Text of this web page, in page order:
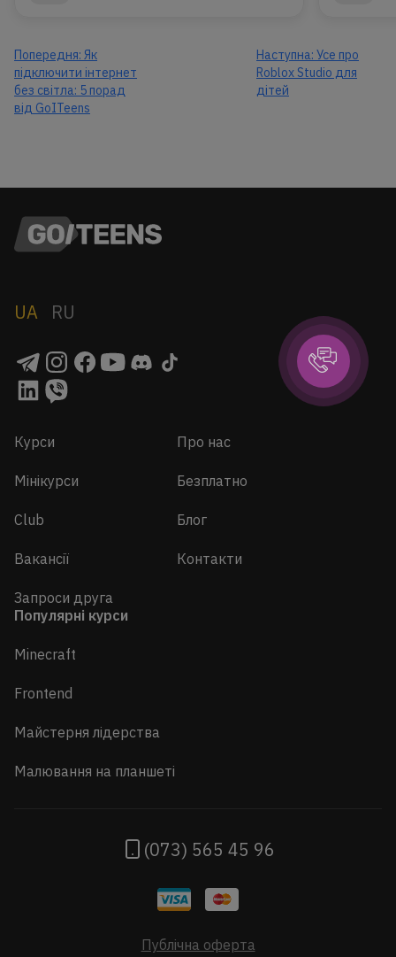
Попередня: Як
підключити інтернет
без світла: 5 порад
від GoITeens
Наступна: Усе про
Roblox Studio для
дітей
UA RU
Курси
Мінікурси
Club
Вакансії
Запроси друга
Про нас
Безплатно
Блог
Контакти
Популярні курси
Minecraft
Frontend
Майстерня лідерства
Малювання на планшеті
(073) 565 45 96
Публічна оферта